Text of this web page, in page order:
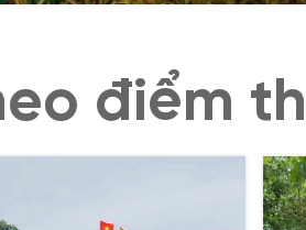
điểm